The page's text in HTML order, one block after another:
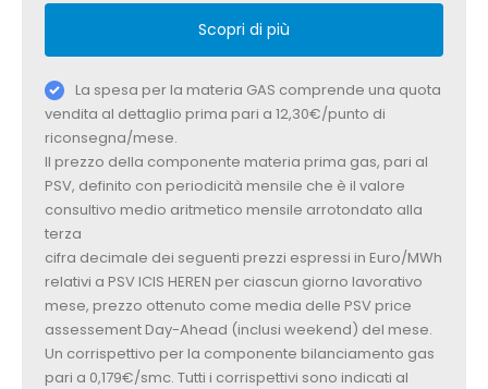
Scopri di più
La spesa per la materia GAS comprende una quota
vendita al dettaglio prima pari a 12,30€/punto di
riconsegna/mese.
Il prezzo della componente materia prima gas, pari al
PSV, definito con periodicità mensile che è il valore
consultivo medio aritmetico mensile arrotondato alla
terza
cifra decimale dei seguenti prezzi espressi in Euro/MWh
relativi a PSV ICIS HEREN per ciascun giorno lavorativo
mese, prezzo ottenuto come media delle PSV price
assessement Day-Ahead (inclusi weekend) del mese.
Un corrispettivo per la componente bilanciamento gas
pari a 0,179€/smc. Tutti i corrispettivi sono indicati al